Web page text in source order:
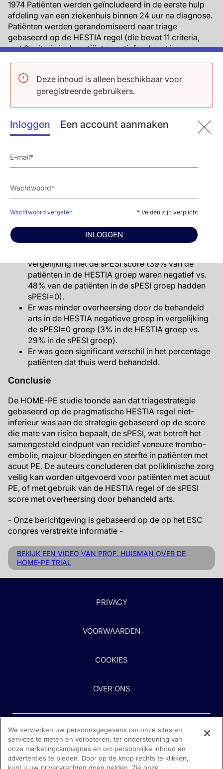
Deze inhoud is alleen beschikbaar voor
geregistreerde gebruikers.
Inloggen Een account aanmaken
Wachtwoord vergeten * Velden zijn verplicht
INLOGGEN
1974 Patiënten werden geïncludeerd in de eerste hulp
afdeling van een ziekenhuis binnen 24 uur na diagnose.
Patiënten werden gerandomiseerd naar triage
gebaseerd op de HESTIA regel (die bevat 11 criteria,
met 0 criteria is de patiënt negatief en komt in
aanmerking om naar huis te gaan). Niet-inferioriteit
werd getest voor strategie gebaseerd op de HESTIA
regel vs. strategie gebaseerd op sPESI. Uitkomst was
of sterfte na 30 dagen.
HESTIA scoresysteem was niet-inferieur aan sPESI
events (3.8% voor de HESTIA groep vs. 3.6%
voor de sPESI groep, gecorrigeerd absoluut
verschil: -0.20% [-1.03 tot 1.43], Pniet-
Gebaseerd op de HESTIA score waren er minder
laag-risico patiënten die konden worden
vergelijking met de sPESI score (39% van de
patiënten in de HESTIA groep waren negatief vs.
48% van de patiënten in de sPESI groep hadden
sPESI=0).
Er was minder overheersing door de behandeld
arts in de HESTIA negatieve groep in vergelijking
de sPESI=0 groep (3% in de HESTIA groep vs.
29% in de sPESI groep).
Er was geen significant verschil in het percentage
patiënten dat thuis werd behandeld.
Conclusie
De HOME-PE studie toonde aan dat triagestrategie
gebaseerd op de pragmatische HESTIA regel niet-
inferieur was aan de strategie gebaseerd op de score
die mate van risico bepaalt, de sPESI, wat betreft het
samengesteld eindpunt van recidief veneuze trombo-
embolie, majeur bloedingen en sterfte in patiënten met
acuut PE. De auteurs concluderen dat poliklinische zorg
veilig kan worden uitgevoerd voor patiënten met acuut
PE, of met gebruik van de HESTIA regel of de sPESI
score met overheersing door behandeld arts.
- Onze berichtgeving is gebaseerd op de op het ESC
congres verstrekte informatie -
BEKIJK EEN VIDEO VAN PROF. HUISMAN OVER DE
HOME-PE TRIAL
PRIVACY
VOORWAARDEN
COOKIES
OVER ONS
We verwerken uw persoonsgegevens om onze sites en
services te meten en verbeteren, ter ondersteuning van
onze marketingcampagnes en om persoonlijke inhoud en
advertenties te bieden. Door op de knop rechts te klikken,